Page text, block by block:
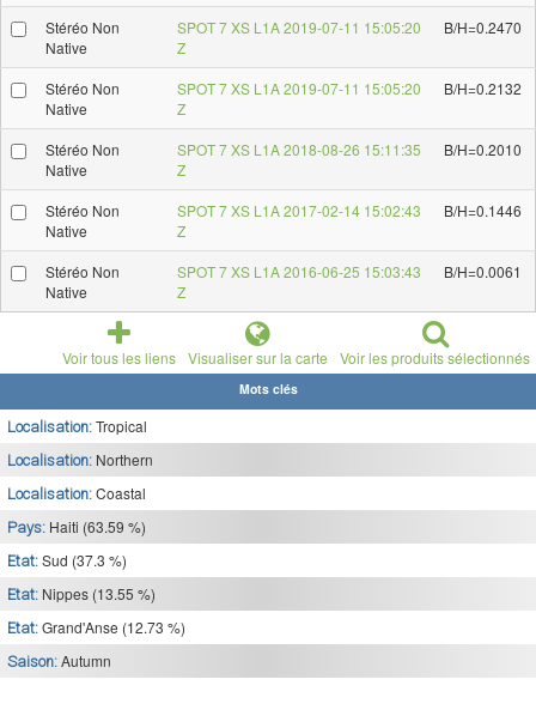
Stéréo Non
Native
SPOT 7 XS L1A 2019-07-11 15:05:20
Z
B/H=0.2470
Stéréo Non
Native
SPOT 7 XS L1A 2019-07-11 15:05:20
Z
B/H=0.2132
Stéréo Non
Native
SPOT 7 XS L1A 2018-08-26 15:11:35
Z
B/H=0.2010
Stéréo Non
Native
SPOT 7 XS L1A 2017-02-14 15:02:43
Z
B/H=0.1446
Stéréo Non
Native
SPOT 7 XS L1A 2016-06-25 15:03:43
Z
B/H=0.0061
Voir tous les liens Visualiser sur la carte Voir les produits sélectionnés
Mots clés
Localisation: Tropical
Localisation: Northern
Localisation: Coastal
Pays: Haiti (63.59 %)
Etat: Sud (37.3 %)
Etat: Nippes (13.55 %)
Etat: Grand'Anse (12.73 %)
Saison: Autumn